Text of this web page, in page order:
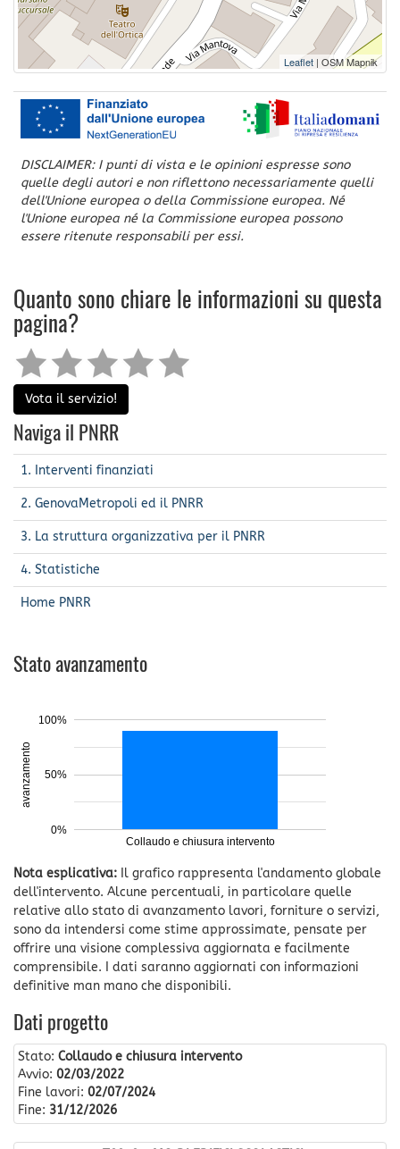
Leaflet | OSM Mapnik
DISCLAIMER: I punti di vista e le opinioni espresse sono
quelle degli autori e non riflettono necessariamente quelli
dell'Unione europea o della Commissione europea. Né
l'Unione europea né la Commissione europea possono
essere ritenute responsabili per essi.
Quanto sono chiare le informazioni su questa
pagina?
Vota il servizio!
Naviga il PNRR
1. Interventi finanziati
2. GenovaMetropoli ed il PNRR
3. La struttura organizzativa per il PNRR
4. Statistiche
Home PNRR
Stato avanzamento
Collaudo e chiusura intervento
0%
50%
100%
avanzamento
Nota esplicativa: Il grafico rappresenta l'andamento globale
dell'intervento. Alcune percentuali, in particolare quelle
relative allo stato di avanzamento lavori, forniture o servizi,
sono da intendersi come stime approssimate, pensate per
offrire una visione complessiva aggiornata e facilmente
comprensibile. I dati saranno aggiornati con informazioni
definitive man mano che disponibili.
Dati progetto
Stato: Collaudo e chiusura intervento
Avvio: 02/03/2022
Fine lavori: 02/07/2024
Fine: 31/12/2026